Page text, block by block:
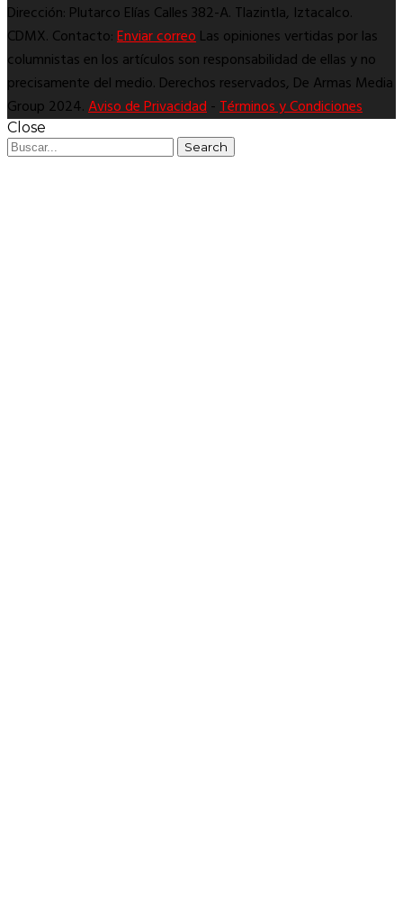
Dirección: Plutarco Elías Calles 382-A. Tlazintla, Iztacalco.
CDMX. Contacto:Enviar correoLas opiniones vertidas por las
columnistas en los artículos son responsabilidad de ellas y no
precisamente del medio. Derechos reservados, De Armas Media
Group 2024.Aviso de Privacidad-Términos y Condiciones
Close